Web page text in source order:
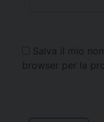
Salva il mio
browser per la